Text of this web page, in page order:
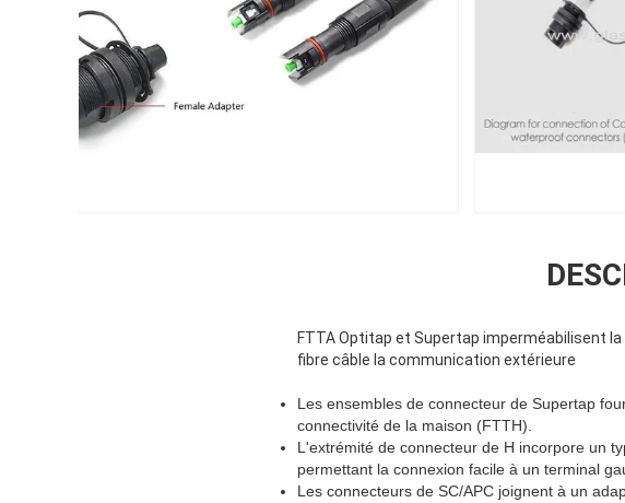
FTTA Optitap et Supertap imperméabilisent
fibre câble la communication extérieure
Les ensembles de connecteur de Supertap
connectivité de la maison (FTTH).
L'extrémité de connecteur de H incorpore un
permettant la connexion facile à un terminal
Les connecteurs de SC/APC joignent à un